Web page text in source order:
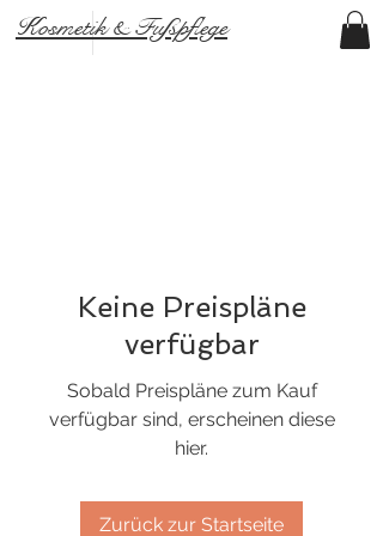
Kosmetik & Fußpflege
Keine Preispläne
verfügbar
Sobald Preispläne zum Kauf
verfügbar sind, erscheinen diese
hier.
Zurück zur Startseite